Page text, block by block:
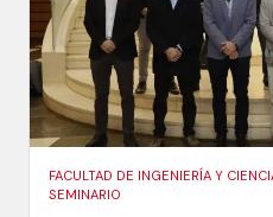
FACULTAD DE INGENIERÍA Y
SEMINARIO